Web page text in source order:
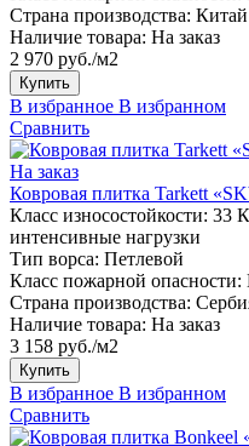
Страна производства: Китай
Наличие товара: На заказ
2 970 руб./м2
Купить
В избранное В избранном
Сравнить
На заказ
Ковровая плитка Tarkett
Класс износостойкости: 33
интенсивные нагрузки
Тип ворса: Петлевой
Класс пожарной опасности:
Страна производства:
Наличие товара: На заказ
3 158 руб./м2
Купить
В избранное В избранном
Сравнить